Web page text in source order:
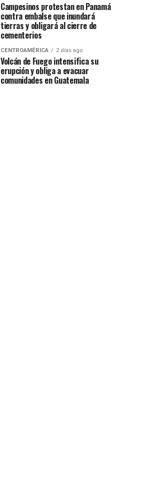
Campesinos protestan en Panamá
contra embalse que inundará
tierras y obligará al cierre de
cementerios
CENTROAMÉRICA 2 días ago
Volcán de Fuego intensifica su
erupción y obliga a evacuar
comunidades en Guatemala